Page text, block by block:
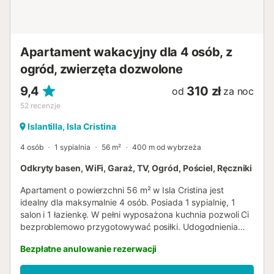
się świeżymi owocami morza w pobliskich restau...
Apartament wakacyjny dla 4 osób, z
ogród, zwierzęta dozwolone
9,4
52 recenzje
od 310 zł za noc
Islantilla, Isla Cristina
4 osób 1 sypialnia 56 m² 400 m od wybrzeża
Odkryty basen, WiFi, Garaż, TV, Ogród, Pościel, Ręczniki
Apartament o powierzchni 56 m² w Isla Cristina jest
idealny dla maksymalnie 4 osób. Posiada 1 sypialnię, 1
salon i 1 łazienkę. W pełni wyposażona kuchnia pozwoli Ci
bezproblemowo przygotowywać posiłki. Udogodnienia
pracy, łóżeczko dziecięce oraz dostęp do wnętrza bez
progów. Dostępne jest samoobsługowe zameldowanie dla
Bezpłatne anulowanie rezerwacji